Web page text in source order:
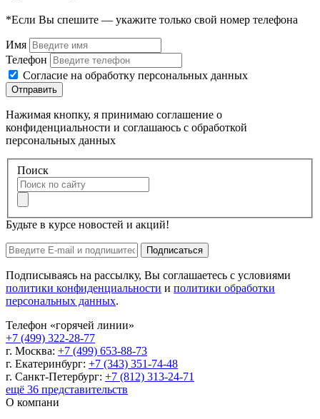
*Если Вы спешите — укажите только свой номер телефона
Имя
Телефон
Согласие на обработку персональных данных
Отправить
Нажимая кнопку, я принимаю соглашение о
конфиденциальности и соглашаюсь с обработкой
персональных данных
Поиск
Будьте в курсе новостей и акций!
Подписаться
Подписываясь на рассылку, Вы соглашаетесь с условиями
политики конфиденциальности и политики обработки
персональных данных.
Телефон «горячей линии»
+7 (499) 322-28-77
г. Москва: +7 (499) 653-88-73
г. Екатеринбург: +7 (343) 351-74-48
г. Санкт-Петербург: +7 (812) 313-24-71
ещё 36 представительств
О компани